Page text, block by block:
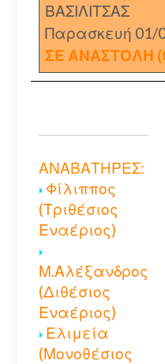
ΒΑΣΙΛΙΤΣΑΣ
Παρασκευή 01/
ΣΕ ΑΝΑΣΤΟΛΗ
ΑΝΑΒΑΤΗΡΕΣ:
Φίλιππος
(Τριθέσιος
Εναέριος)
Μ.Αλέξανδρος
(Διθέσιος
Εναέριος)
Ελιμεία
(Μονοθέσιος